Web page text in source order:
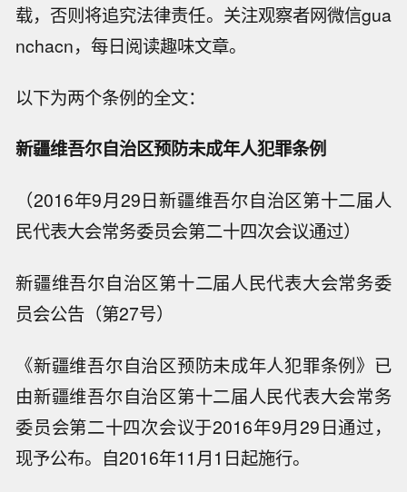
载，否则将追究法律责任。关注观察者网微信gua
nchacn，每日阅读趣味文章。
以下为两个条例的全文：
新疆维吾尔自治区预防未成年人犯罪条例
（2016年9月29日新疆维吾尔自治区第十二届人
民代表大会常务委员会第二十四次会议通过）
新疆维吾尔自治区第十二届人民代表大会常务委
员会公告（第27号）
《新疆维吾尔自治区预防未成年人犯罪条例》已
由新疆维吾尔自治区第十二届人民代表大会常务
委员会第二十四次会议于2016年9月29日通过，
现予公布。自2016年11月1日起施行。